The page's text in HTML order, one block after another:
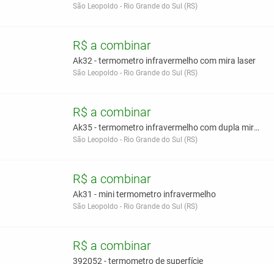
São Leopoldo - Rio Grande do Sul (RS)
R$ a combinar
Ak32 - termometro infravermelho com mira laser
São Leopoldo - Rio Grande do Sul (RS)
R$ a combinar
Ak35 - termometro infravermelho com dupla mira las
São Leopoldo - Rio Grande do Sul (RS)
R$ a combinar
Ak31 - mini termometro infravermelho
São Leopoldo - Rio Grande do Sul (RS)
R$ a combinar
392052 - termometro de superfície